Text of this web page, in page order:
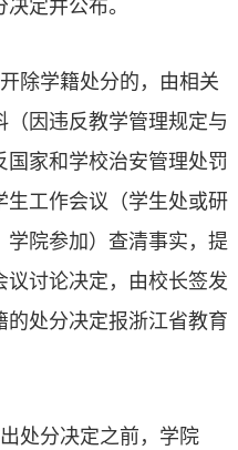
定并公布。
除学籍处分的，由相关
因违反教学管理规定与
家和学校治安管理处罚
工作会议（学生处或研
院参加）查清事实，提
讨论决定，由校长签发
处分决定报浙江省教育
处分决定之前，学院